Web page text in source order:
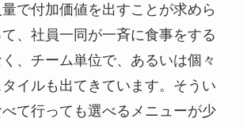
で付加価値を出すことが求めら
、社員一同が一斉に食事をする
、チーム単位で、あるいは個々
イルも出てきています。そうい
て行っても選べるメニューが少